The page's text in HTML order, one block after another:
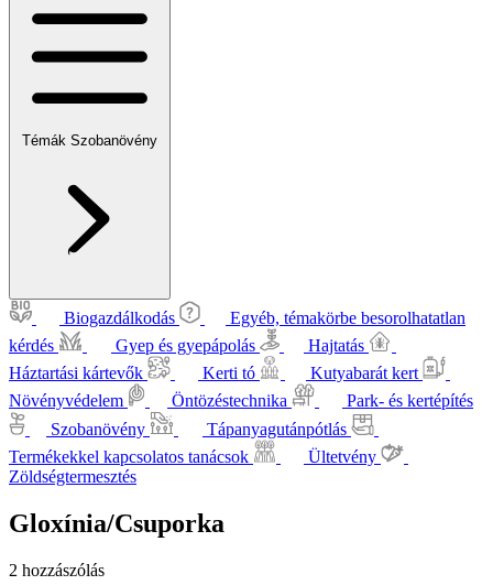
Témák Szobanövény
Biogazdálkodás
Egyéb, témakörbe besorolhatatlan
kérdés
Gyep és gyepápolás
Hajtatás
Háztartási kártevők
Kerti tó
Kutyabarát kert
Növényvédelem
Öntözéstechnika
Park- és kertépítés
Szobanövény
Tápanyagutánpótlás
Termékekkel kapcsolatos tanácsok
Ültetvény
Zöldségtermesztés
Gloxínia/Csuporka
2 hozzászólás